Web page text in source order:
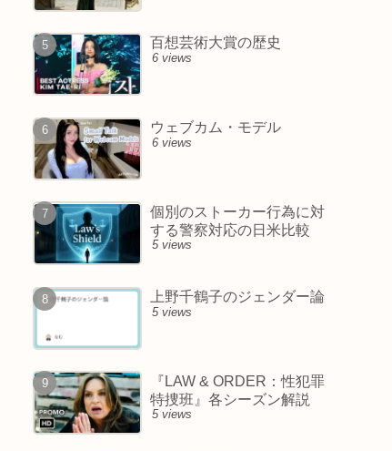
百想芸術大賞の歴史
6 views
ウェブカム・モデル
6 views
個別のストーカー行為に対
する警察対応の日米比較
5 views
上野千鶴子のジェンダー論
5 views
『LAW & ORDER：性犯罪
特捜班』各シーズン解説
5 views